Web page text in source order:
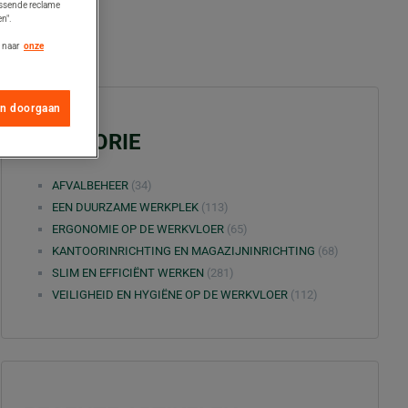
CATEGORIE
AFVALBEHEER (34)
EEN DUURZAME WERKPLEK (113)
ERGONOMIE OP DE WERKVLOER (65)
KANTOORINRICHTING EN MAGAZIJNINRICHTING (68)
SLIM EN EFFICIËNT WERKEN (281)
VEILIGHEID EN HYGIËNE OP DE WERKVLOER (112)
reclame
naar onze
doorgaan